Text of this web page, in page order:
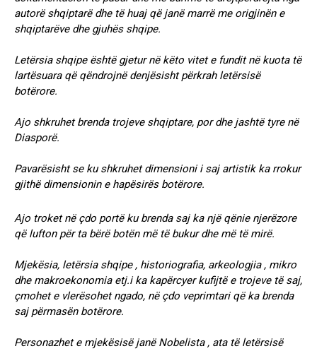
autorë shqiptarë dhe të huaj që janë marrë me origjinën e
shqiptarëve dhe gjuhës shqipe.
Letërsia shqipe është gjetur në këto vitet e fundit në kuota të
lartësuara që qëndrojnë denjësisht përkrah letërsisë
botërore.
Ajo shkruhet brenda trojeve shqiptare, por dhe jashtë tyre në
Diasporë.
Pavarësisht se ku shkruhet dimensioni i saj artistik ka rrokur
gjithë dimensionin e hapësirës botërore.
Ajo troket në çdo portë ku brenda saj ka një qënie njerëzore
që lufton për ta bërë botën më të bukur dhe më të mirë.
Mjekësia, letërsia shqipe , historiografia, arkeologjia , mikro
dhe makroekonomia etj.i ka kapërcyer kufijtë e trojeve të saj,
çmohet e vlerësohet ngado, në çdo veprimtari që ka brenda
saj përmasën botërore.
Personazhet e mjekësisë janë Nobelista , ata të letërsisë